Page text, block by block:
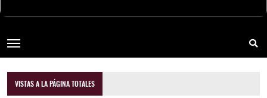
VISTAS A LA PÁGINA TOTALES